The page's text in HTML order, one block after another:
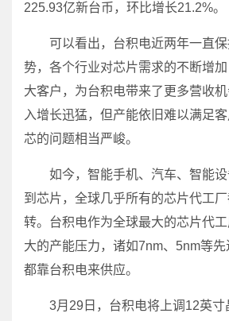
225.93亿新台币，环比增长21.2%。
可以看出，台积电近两年一直保
势，各个行业对芯片需求的不断增
大客户，为台积电带来了更多营收
入增长迅猛，但产能依旧难以满足
芯的问题相当严峻。
如今，智能手机、汽车、智能设
到芯片，全球几乎所有的芯片代工
转。台积电作为全球最大的芯片代
大的产能压力，诸如7nm、5nm等
都靠台积电来供应。
3月29日，台积电将上调12英寸